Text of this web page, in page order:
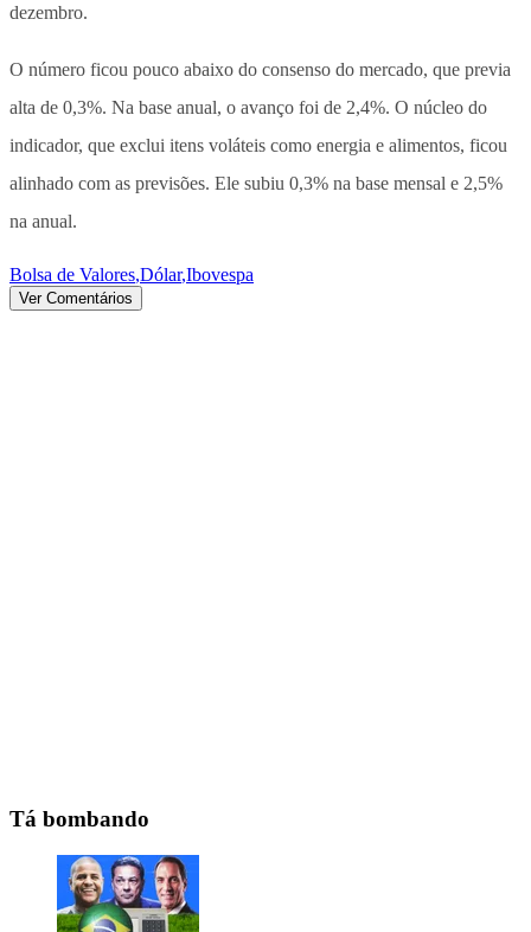
dezembro.
O número ficou pouco abaixo do consenso do mercado, que previa
alta de 0,3%. Na base anual, o avanço foi de 2,4%. O núcleo do
indicador, que exclui itens voláteis como energia e alimentos, ficou
alinhado com as previsões. Ele subiu 0,3% na base mensal e 2,5%
na anual.
Bolsa de Valores,Dólar,Ibovespa
Ver Comentários
Tá bombando